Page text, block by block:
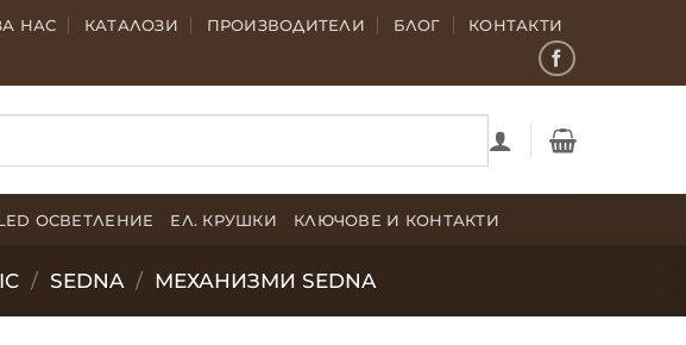
НАС КАТАЛОЗИ ПРОИЗВОДИТЕЛИ БЛОГ КОНТАКТИ
ОСВЕТЛЕНИЕ ЕЛ. КРУШКИ КЛЮЧОВЕ И КОНТАКТИ
/ SEDNA / МЕХАНИЗМИ SEDNA